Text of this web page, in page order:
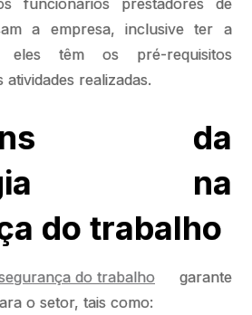
funcionários prestadores de
a empresa, inclusive ter a
têm os pré-requisitos
realizadas.
da
na
do trabalho
do trabalho garante
o setor, tais como: